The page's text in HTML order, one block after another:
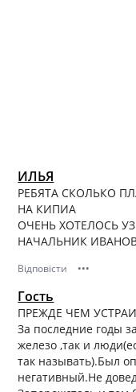
ИЛЬЯ
РЕБЯТА СКОЛЬКО
НА КИПИА
ОЧЕНЬ ХОТЕЛОСЬ
НАЧАЛЬНИК
Відповісти •••
Гость
ПРЕЖДЕ ЧЕМ
За последние годы
железо ,так и
так называть).Был
негативный.Не